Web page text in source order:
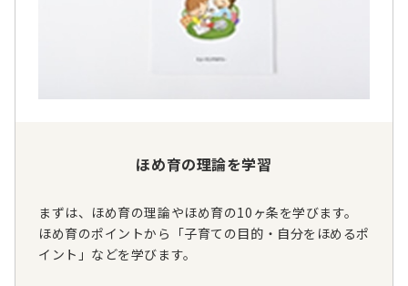
ほめ育の理論を学習
まずは、ほめ育の理論やほめ育の10ヶ条を学びます。
ほめ育のポイントから「子育ての目的・自分をほめるポ
イント」などを学びます。